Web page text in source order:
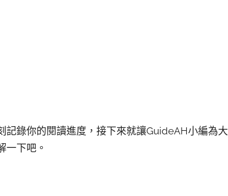
錄你的閱讀進度，接下來就讓GuideAH小編為大
一下吧。